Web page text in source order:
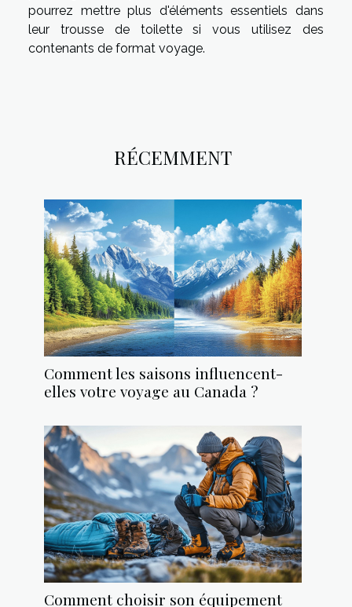
pourrez mettre plus d'éléments essentiels dans
leur trousse de toilette si vous utilisez des
contenants de format voyage.
RÉCEMMENT
Comment les saisons influencent-
elles votre voyage au Canada ?
Comment choisir son équipement